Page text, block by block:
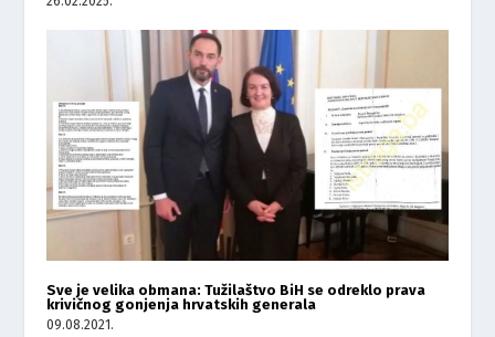
Sve je velika obmana: Tužilaštvo BiH se odreklo prava
krivičnog gonjenja hrvatskih generala
09.08.2021.